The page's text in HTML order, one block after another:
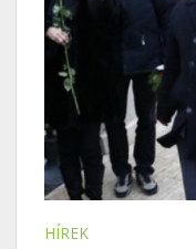
HÍREK